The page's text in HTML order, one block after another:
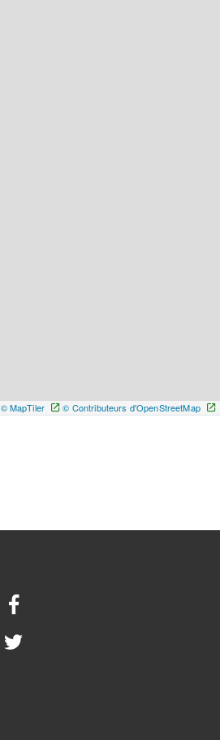
© MapTiler © Contributeurs d'OpenStreetMap
Facebook
Twitter